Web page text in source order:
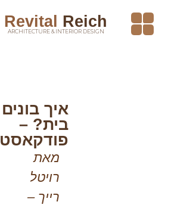
Revital Reich
ARCHITECTURE & INTERIOR DESIGN
פודקאסט
איך בונים
בית? –
פודקאסט
מאת
רויטל
רייך –